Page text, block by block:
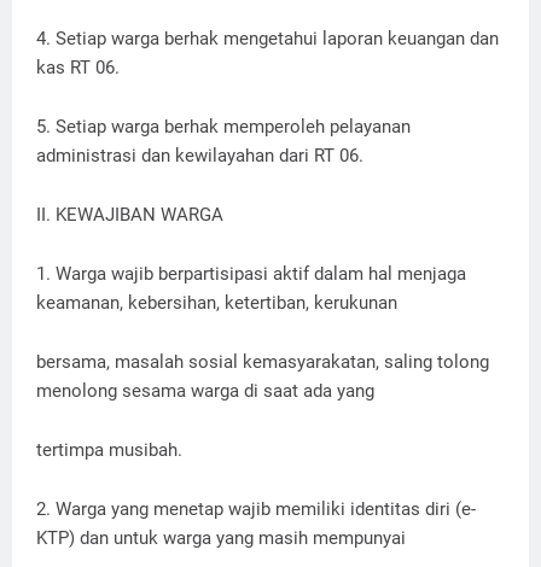
4. Setiap warga berhak mengetahui laporan keuangan dan
kas RT 06.
5. Setiap warga berhak memperoleh pelayanan
administrasi dan kewilayahan dari RT 06.
II. KEWAJIBAN WARGA
1. Warga wajib berpartisipasi aktif dalam hal menjaga
keamanan, kebersihan, ketertiban, kerukunan
bersama, masalah sosial kemasyarakatan, saling tolong
menolong sesama warga di saat ada yang
tertimpa musibah.
2. Warga yang menetap wajib memiliki identitas diri (e-
KTP) dan untuk warga yang masih mempunyai